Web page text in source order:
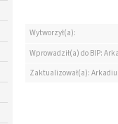
Wytworzył(a):
Wprowadził(a) do BIP:
Zaktualizował(a):